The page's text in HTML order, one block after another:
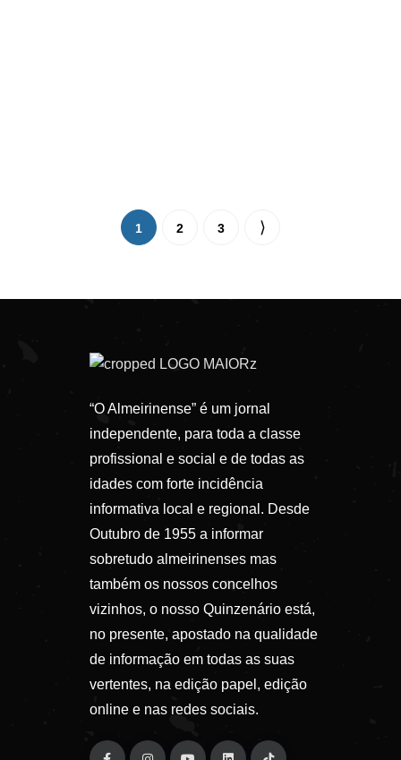
1 2 3
“O Almeirinense” é um jornal
independente, para toda a classe
profissional e social e de todas as
idades com forte incidência
informativa local e regional. Desde
Outubro de 1955 a informar
sobretudo almeirinenses mas
também os nossos concelhos
vizinhos, o nosso Quinzenário está,
no presente, apostado na qualidade
de informação em todas as suas
vertentes, na edição papel, edição
online e nas redes sociais.